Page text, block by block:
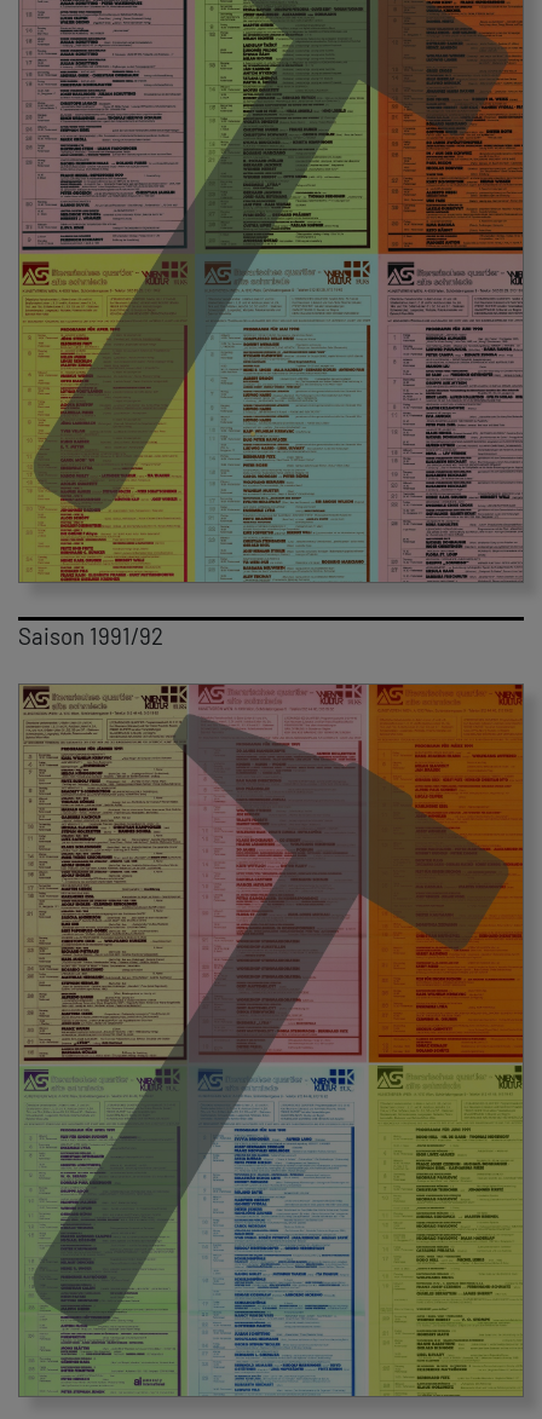
Saison 1991/92